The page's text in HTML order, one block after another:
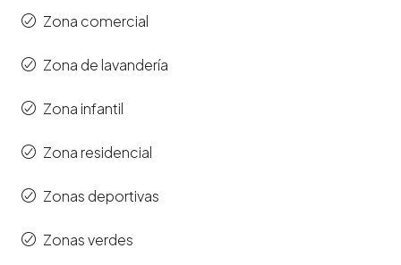
Zona comercial
Zona de lavandería
Zona infantil
Zona residencial
Zonas deportivas
Zonas verdes